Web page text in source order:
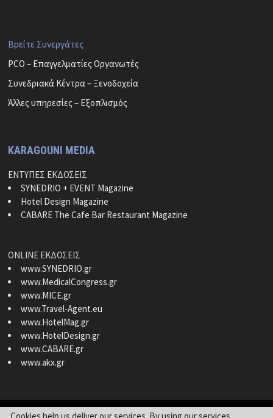
Βρείτε Συνεργάτες
PCO – Επαγγελματίες Οργανωτές
Συνεδριακά Κέντρα – Ξενοδοχεία
Άλλες υπηρεσίες – Εξοπλισμός
KARAGOUNI MEDIA
ΕΝΤΥΠΕΣ ΕΚΔΟΣΕΙΣ
SYNEDRIO + EVENT Magazine
Hotel Design Magazine
CABARE The Cafe Bar Restaurant Magazine
ONLINE ΕΚΔΟΣΕΙΣ
www.SYNEDRIO.gr
www.MedicalCongress.gr
www.MICE.gr
www.Travel-Agent.eu
www.HotelMag.gr
www.HotelDesign.gr
www.CABARE.gr
www.akx.gr